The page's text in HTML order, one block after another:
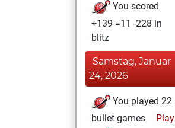
You scored
+139 =11 -228 in
blitz
Samstag, Januar
24, 2026
You played 22
bullet games
Play